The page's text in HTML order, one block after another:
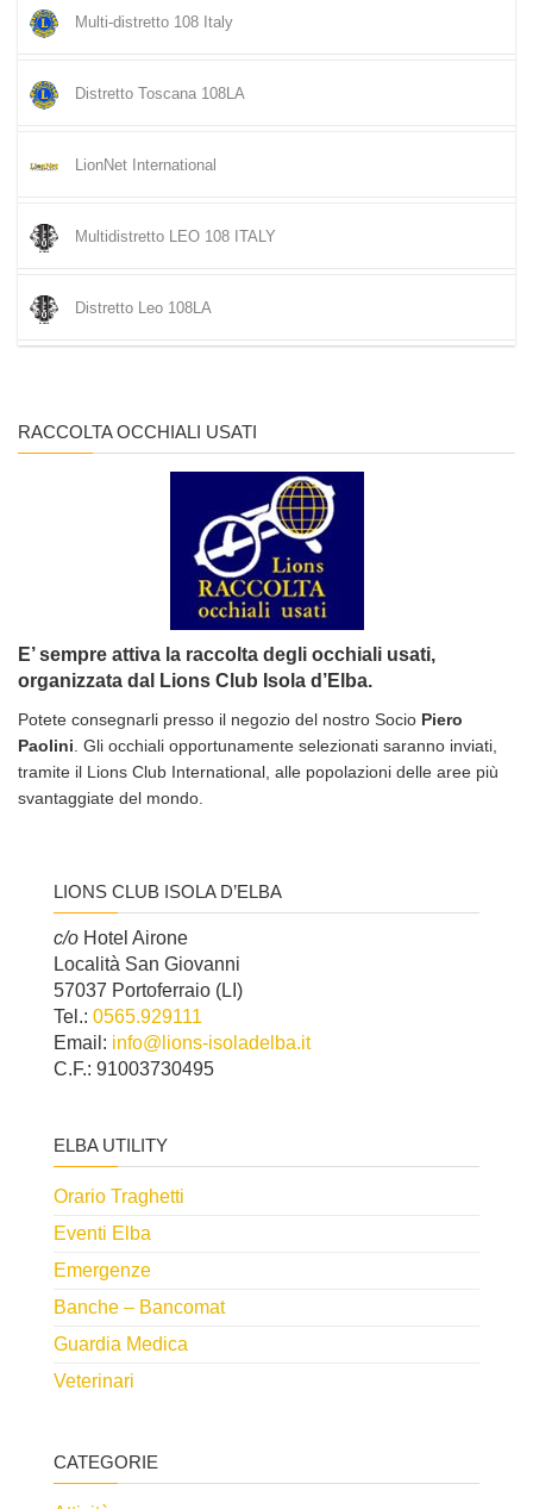
Multi-distretto 108 Italy
Distretto Toscana 108LA
LionNet International
Multidistretto LEO 108 ITALY
Distretto Leo 108LA
RACCOLTA OCCHIALI USATI
E’ sempre attiva la raccolta degli occhiali usati,
organizzata dal Lions Club Isola d’Elba.
Potete consegnarli presso il negozio del nostro Socio Piero
Paolini . Gli occhiali opportunamente selezionati saranno inviati,
tramite il Lions Club International, alle popolazioni delle aree più
svantaggiate del mondo.
LIONS CLUB ISOLA D’ELBA
c/o Hotel Airone
Località San Giovanni
57037 Portoferraio (LI)
Tel.: 0565.929111
Email: info@lions-isoladelba.it
C.F.: 91003730495
ELBA UTILITY
Orario Traghetti
Eventi Elba
Emergenze
Banche – Bancomat
Guardia Medica
Veterinari
CATEGORIE